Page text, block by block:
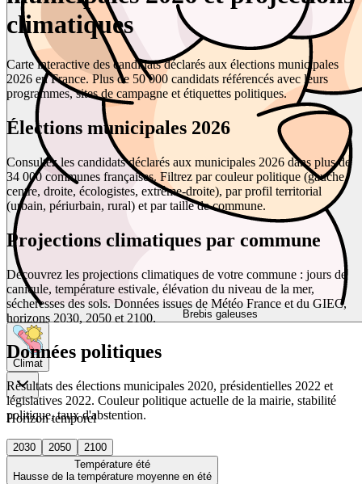
Brebis galeuses
Climat
Horizon temporel
2030 2050
2100
Température été
Hausse de la température moyenne en été
climatiques
Carte interactive des candidats déclarés aux élections municipales
2026 en France. Plus de 50 000 candidats référencés avec leurs
programmes, sites de campagne et étiquettes politiques.
Élections municipales 2026
Consultez les candidats déclarés aux municipales 2026 dans plus de
34 000 communes françaises. Filtrez par couleur politique (gauche,
centre, droite, écologistes, extrême-droite), par profil territorial
(urbain, périurbain, rural) et par taille de commune.
Projections climatiques par commune
Découvrez les projections climatiques de votre commune : jours de
canicule, température estivale, élévation du niveau de la mer,
sécheresses des sols. Données issues de Météo France et du GIEC,
horizons 2030, 2050 et 2100.
Données politiques
Résultats des élections municipales 2020, présidentielles 2022 et
législatives 2022. Couleur politique actuelle de la mairie, stabilité
politique, taux d'abstention.